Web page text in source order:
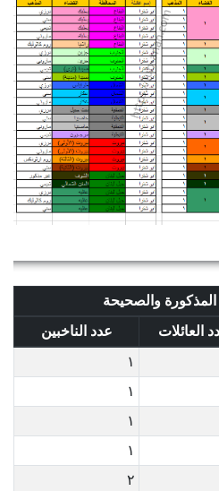
المذكورة والصحيحة
العائلات
عدد الناخبين
١
١
١
١
٢